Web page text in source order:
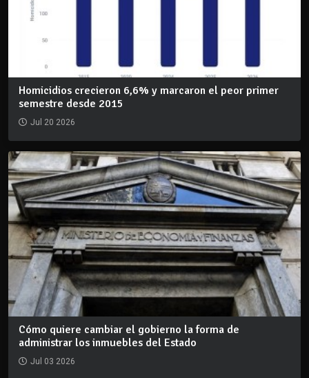
Homicidios crecieron 6,6% y marcaron el peor primer
semestre desde 2015
Jul 20 2026
Cómo quiere cambiar el gobierno la forma de
administrar los inmuebles del Estado
Jul 03 2026